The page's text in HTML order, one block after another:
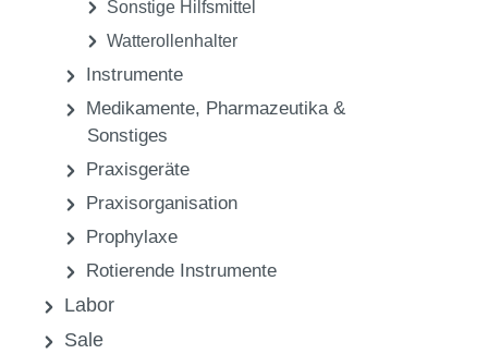
Sonstige Hilfsmittel
Watterollenhalter
Instrumente
Medikamente, Pharmazeutika &
Sonstiges
Praxisgeräte
Praxisorganisation
Prophylaxe
Rotierende Instrumente
Labor
Sale